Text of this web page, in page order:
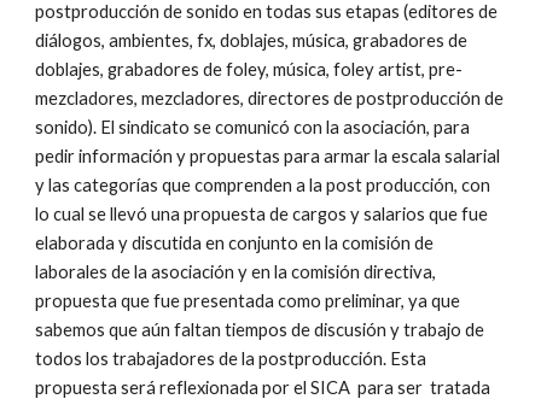
postproducción de sonido en todas sus etapas (editores de
diálogos, ambientes, fx, doblajes, música, grabadores de
doblajes, grabadores de foley, música, foley artist, pre-
mezcladores, mezcladores, directores de postproducción de
sonido). El sindicato se comunicó con la asociación, para
pedir información y propuestas para armar la escala salarial
y las categorías que comprenden a la post producción, con
lo cual se llevó una propuesta de cargos y salarios que fue
elaborada y discutida en conjunto en la comisión de
laborales de la asociación y en la comisión directiva,
propuesta que fue presentada como preliminar, ya que
sabemos que aún faltan tiempos de discusión y trabajo de
todos los trabajadores de la postproducción. Esta
propuesta será reflexionada por el SICA para ser tratada